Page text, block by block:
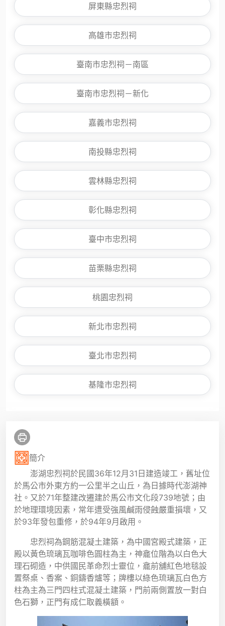
屏東縣忠烈祠
高雄市忠烈祠
臺南市忠烈祠－南區
臺南市忠烈祠－新化
嘉義市忠烈祠
南投縣忠烈祠
雲林縣忠烈祠
彰化縣忠烈祠
臺中市忠烈祠
苗栗縣忠烈祠
桃園忠烈祠
新北市忠烈祠
臺北市忠烈祠
基隆市忠烈祠
簡介
澎湖忠烈祠於民國36年12月31日建造竣工，舊址位
於馬公市外東方約一公里半之山丘，為日據時代澎湖神
社。又於71年整建改遷建於馬公市文化段739地號；由
於地理環境因素，常年遭受強風鹹雨侵蝕嚴重損壞，又
於93年發包重修，於94年9月啟用。
忠烈祠為鋼筋混凝土建築，為中國宮殿式建築，正
殿以黃色琉璃瓦咖啡色圓柱為主，神龕位階為以白色大
理石砌造，中供國民革命烈士靈位，龕前舖紅色地毯設
置祭桌、香案、銅鑄香爐等；牌樓以綠色琉璃瓦白色方
柱為主為三門四柱式混凝土建築，門前兩側置放一對白
色石獅，正門有成仁取義橫額。